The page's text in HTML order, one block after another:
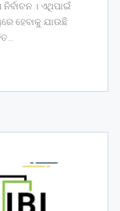
। ଏଥିପାଇଁ
ହେବାକୁ ଯାଉଛି